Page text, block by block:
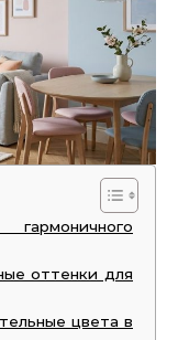
оттенки для
цвета в